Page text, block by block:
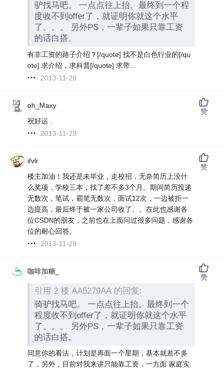
驴找马吧。 一点点往上抬。最终到一个程
度收不到offer了，就证明你就这个水平
了。。。 另外PS，一辈子如果只靠工资
的话白搭。
有非工资的路子介绍？[/quote] 找不是白色行业的[/qu
ote] 求介绍，求科普[/quote] 求带...
2013-11-29
oh_Maxy
祝好运 .
2013-11-29
赞
ifvlr
楼主加油！我还是未毕业，走校招，无奈简历上没什
么奖项，学校三本，找了差不多3个月。期间简历投递
无数次，笔试，霸笔无数次，面试12次，一边被拒一
边提高，最后终于被一家公司收了。。在此也感谢各
位CSDN的朋友，之前也在上面问过很多问题，感谢各
位的耐心回答。
2013-11-29
赞
咖啡加糖_
引用 2 楼 AA5279AA 的回复:
骑驴找马吧。 一点点往上抬。最终到一个
程度收不到offer了，就证明你就这个水平
了。。。 另外PS，一辈子如果只靠工资
的话白搭。
同意你的看法，计划是再面一个星期，基本就差不多
了，另外，目前对我来讲只能靠工资，一方面 家庭实
赞